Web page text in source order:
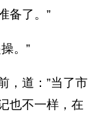
备了。”
。”
，道：”当了市
也不一样，在